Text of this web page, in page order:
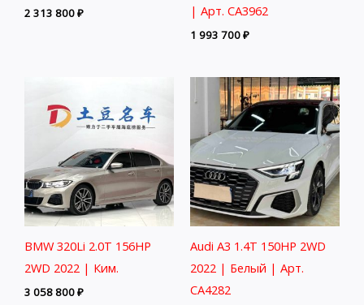
2 313 800₽
| Арт. CA3962
1 993 700₽
BMW 320Li 2.0T 156HP
2WD 2022 | Ким.
3 058 800₽
Audi A3 1.4T 150HP 2WD
2022 | Белый | Арт.
CA4282